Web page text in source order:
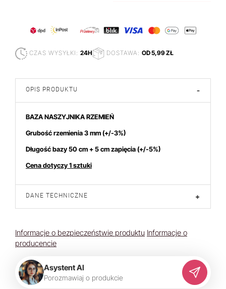
CZAS WYSYŁKI: 24H DOSTAWA: OD 5,99 ZŁ
OPIS PRODUKTU -
BAZA NASZYJNIKA RZEMIEŃ
Grubość rzemienia 3 mm(+/-3%)
Długość bazy 50 cm + 5 cm zapięcia (+/-5%)
Cena dotyczy 1 sztuki
DANE TECHNICZNE +
Informacje o bezpieczeństwie produktu Informacje o
producencie
Asystent AI
Porozmawiaj o produkcie